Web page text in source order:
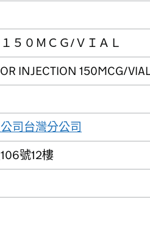
５０ＭＣＧ/ＶＩＡＬ
INJECTION 150MCG/VIAL
司台灣分公司
號12樓